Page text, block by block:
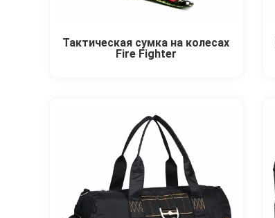
Тактическая сумка на колесах
Fire Fighter